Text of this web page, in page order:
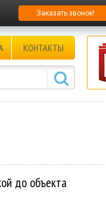
Заказать звонок!
КОНТАКТЫ
до объекта